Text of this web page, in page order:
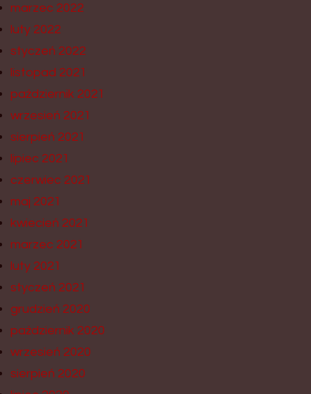
marzec 2022
luty 2022
styczeń 2022
listopad 2021
październik 2021
wrzesień 2021
sierpień 2021
lipiec 2021
czerwiec 2021
maj 2021
kwiecień 2021
marzec 2021
luty 2021
styczeń 2021
grudzień 2020
październik 2020
wrzesień 2020
sierpień 2020